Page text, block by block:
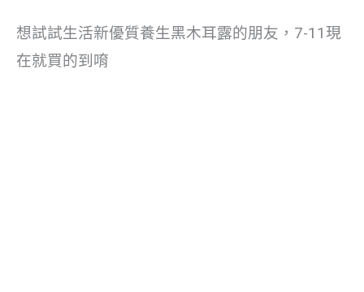
想試試生活新優質養生黑木耳露的朋友，7-11現
在就買的到唷